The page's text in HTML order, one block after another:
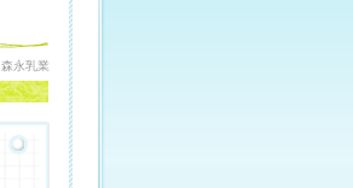
森永乳業